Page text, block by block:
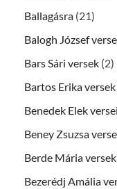
Ballagásra (21)
Balogh József
Bars Sári versek (2)
Bartos Erika versek
Benedek Elek versei
Beney Zsuzsa
Berde Mária versek
Bezerédj Amália